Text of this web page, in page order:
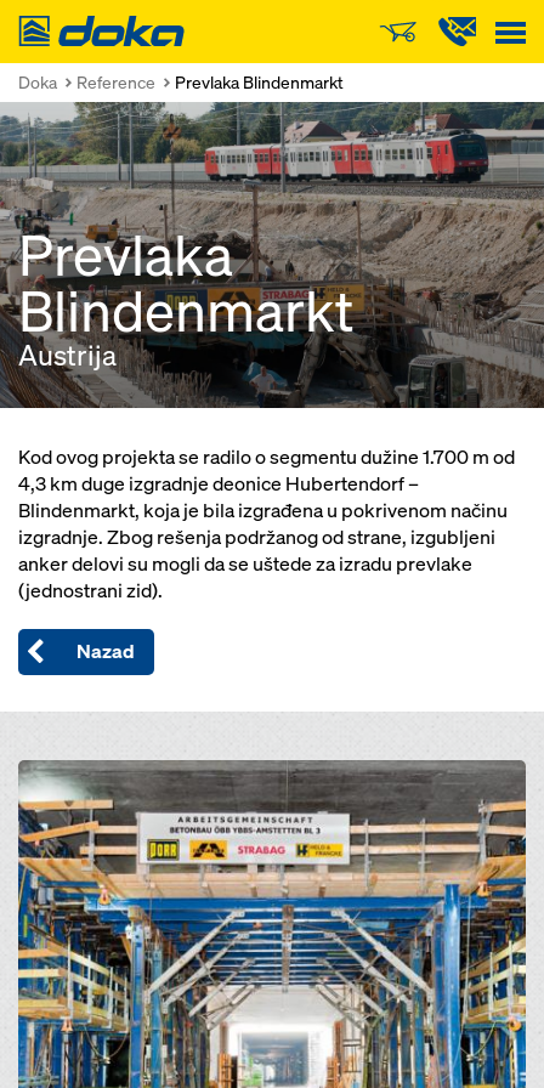
Doka
Doka Reference Prevlaka Blindenmarkt
Prevlaka
Blindenmarkt
Austrija
Kod ovog projekta se radilo o segmentu dužine 1.700 m od
4,3 km duge izgradnje deonice Hubertendorf –
Blindenmarkt, koja je bila izgrađena u pokrivenom načinu
izgradnje. Zbog rešenja podržanog od strane, izgubljeni
anker delovi su mogli da se uštede za izradu prevlake
(jednostrani zid).
Nazad
Open